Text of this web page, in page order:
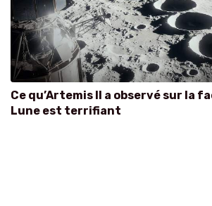
Ce qu’Artemis II a observé sur la
Lune est terrifiant